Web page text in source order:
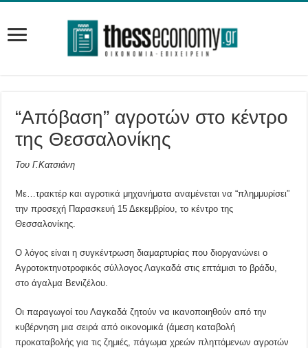
“Απόβαση” αγροτών στο κέντρο
της Θεσσαλονίκης
Του Γ.Κατσιάνη
Με…τρακτέρ και αγροτικά μηχανήματα αναμένεται να “πλημμυρίσει”
την προσεχή Παρασκευή 15 Δεκεμβρίου, το κέντρο της
Θεσσαλονίκης.
Ο λόγος είναι η συγκέντρωση διαμαρτυρίας που διοργανώνει ο
Αγροτοκτηνοτροφικός σύλλογος Λαγκαδά στις επτάμισι το βράδυ,
στο άγαλμα Βενιζέλου.
Οι παραγωγοί του Λαγκαδά ζητούν να ικανοποιηθούν από την
κυβέρνηση μια σειρά από οικονομικά (άμεση καταβολή
προκαταβολής για τις ζημιές, πάγωμα χρεών πληττόμενων αγροτών